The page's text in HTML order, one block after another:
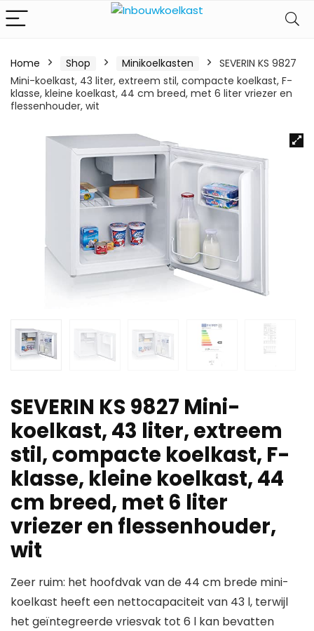
Home Shop Minikoelkasten
SEVERIN KS 9827
Mini-koelkast, 43 liter, extreem stil, compacte koelkast, F-
klasse, kleine koelkast, 44 cm breed, met 6 liter vriezer en
flessenhouder, wit
SEVERIN KS 9827 Mini-
koelkast, 43 liter, extreem
stil, compacte koelkast, F-
klasse, kleine koelkast, 44
cm breed, met 6 liter
vriezer en flessenhouder,
wit
Zeer ruim: het hoofdvak van de 44 cm brede mini-
koelkast heeft een nettocapaciteit van 43 l, terwijl
het geïntegreerde vriesvak tot 6 l kan bevatten